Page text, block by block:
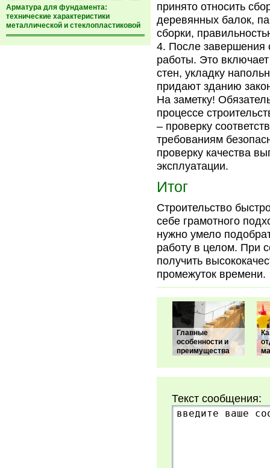
Арматура для фундамента:
технические характеристики
металлической и стеклопластиковой
принято относить
деревянных балок,
сборки,
После завершения
работы. Это
стен, укладку
придают зданию
На заметку!
процессе
– проверку
требованиям
проверку качества
эксплуатации.
Итог
Строительство
себе грамотного
нужно умело
работу в целом. При
получить
промежуток времени.
Главные
особенности и
преимущества
Текст сообщения: